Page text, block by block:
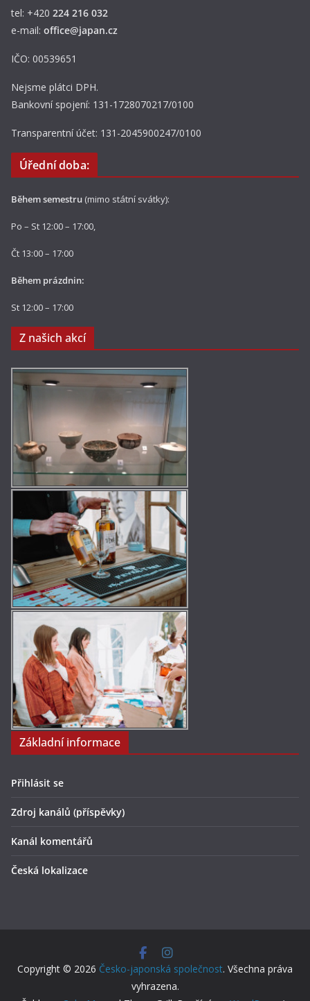
tel: +420 224 216 032
e-mail: office@japan.cz
IČO: 00539651
Nejsme plátci DPH.
Bankovní spojení: 131-1728070217/0100
Transparentní účet: 131-2045900247/0100
Úřední doba:
Během semestru (mimo státní svátky):
Po – St 12:00 – 17:00,
Čt 13:00 – 17:00
Během prázdnin:
St 12:00 – 17:00
Z našich akcí
Základní informace
Přihlásit se
Zdroj kanálů (příspěvky)
Kanál komentářů
Česká lokalizace
Copyright © 2026 Česko-japonská společnost. Všechna práva
vyhrazena.